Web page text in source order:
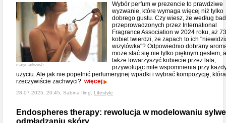
marymarkevich
Wybór perfum w prezencie to prawdziwe
wyzwanie, które wymaga więcej niż tylko
dobrego gustu. Czy wiesz, że według
przeprowadzonych przez International
Fragrance Association w 2024 roku, aż
kobiet twierdzi, że zapach to ich
wizytówka"? Odpowiednio dobrany
może stać się nie tylko pięknym gestem,
także towarzyszyć kobiecie przez lata,
przywołując miłe wspomnienia przy
użyciu. Ale jak nie popełnić perfumeryjnej wpadki i wybrać kompozycję, która
rzeczywiście zachwyci? więcej
28-07-2025, 20:45, Sabina Iling, Lifestyle
Endospheres therapy: rewolucja w modelowaniu
odmładzaniu skóry